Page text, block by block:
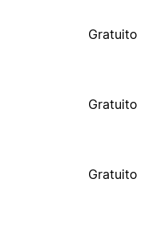
Gratuito
Gratuito
Gratuito